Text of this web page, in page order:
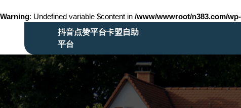
Warning: Undefined variable $content in /www/wwwroot/n383.com/
抖音点赞平台卡盟自助
平台